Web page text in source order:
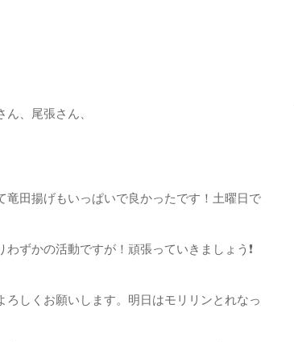
、尾張さん、
田揚げもいっぱいで良かったです！土曜日で
ずかの活動ですが！頑張っていきましょう❗
しくお願いします。明日はモリリンとれなっ